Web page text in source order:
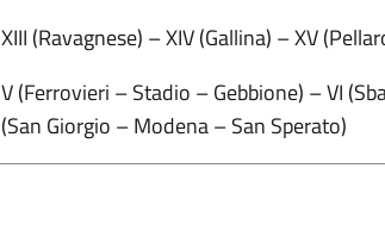
XIII (Ravagnese) – XIV (Gallina) – XV
V (Ferrovieri – Stadio – Gebbione) – VI
(San Giorgio – Modena – San Sperato)